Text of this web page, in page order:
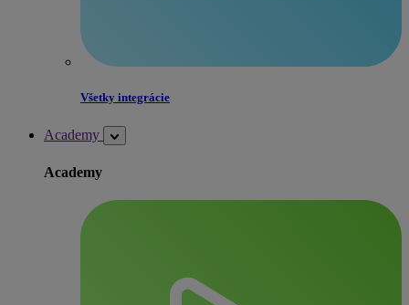
Všetky integrácie
Academy
Academy